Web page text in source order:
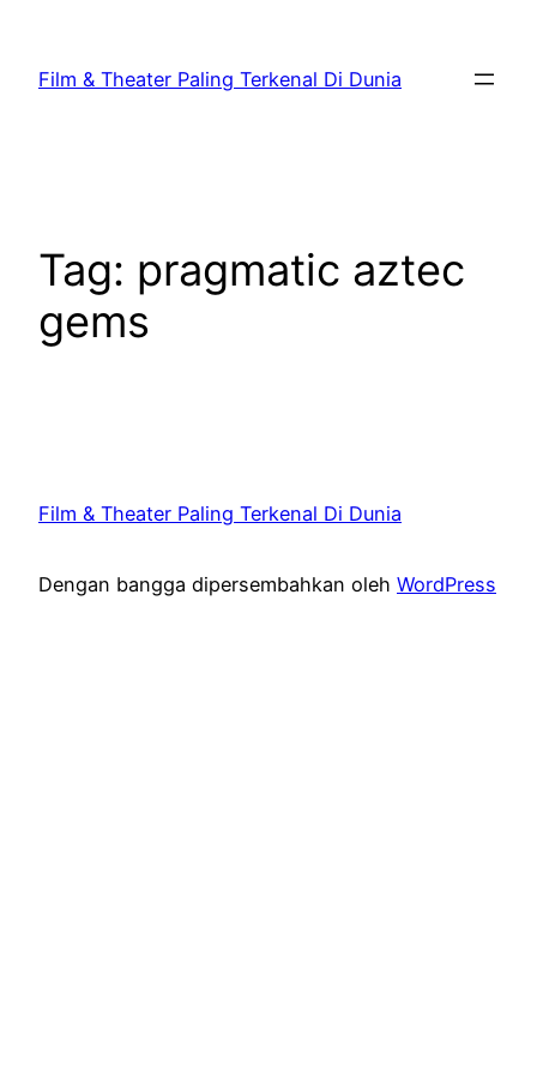
konten
Film & Theater Paling Terkenal Di Dunia
Tag: pragmatic aztec
gems
Film & Theater Paling Terkenal Di Dunia
Dengan bangga dipersembahkan oleh WordPress